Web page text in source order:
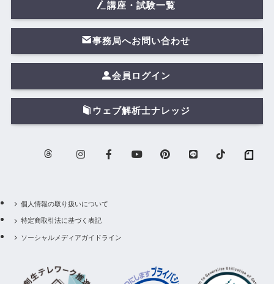
講座・試験一覧
事務局へお問い合わせ
会員ログイン
ウェブ解析士ナレッジ
個人情報の取り扱いについて
特定商取引法に基づく表記
ソーシャルメディアガイドライン